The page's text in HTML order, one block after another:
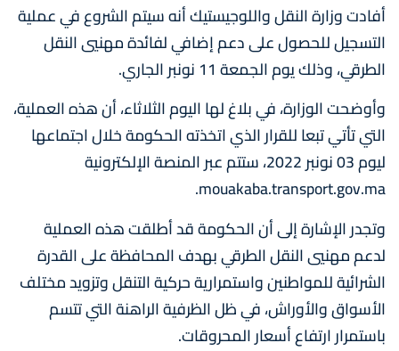
أفادت وزارة النقل واللوجيستيك أنه سيتم الشروع في عملية
التسجيل للحصول على دعم إضافي لفائدة مهنيي النقل
الطرقي، وذلك يوم الجمعة 11 نونبر الجاري.
وأوضحت الوزارة، في بلاغ لها اليوم الثلاثاء، أن هذه العملية،
التي تأتي تبعا للقرار الذي اتخذته الحكومة خلال اجتماعها
ليوم 03 نونبر 2022، ستتم عبر المنصة الإلكترونية
mouakaba.transport.gov.ma.
وتجدر الإشارة إلى أن الحكومة قد أطلقت هذه العملية
لدعم مهنيي النقل الطرقي بهدف المحافظة على القدرة
الشرائية للمواطنين واستمرارية حركية التنقل وتزويد مختلف
الأسواق والأوراش، في ظل الظرفية الراهنة التي تتسم
باستمرار ارتفاع أسعار المحروقات.